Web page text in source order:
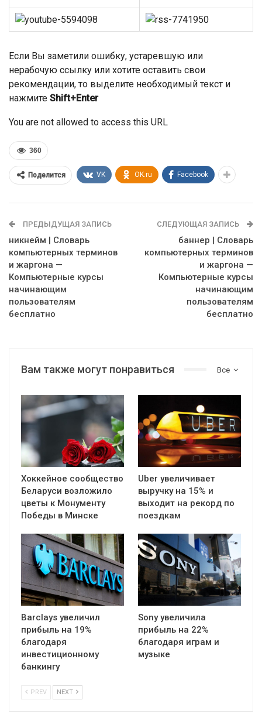
Если Вы заметили ошибку, устаревшую или
нерабочую ссылку или хотите оставить свои
рекомендации, то выделите необходимый текст и
нажмите Shift+Enter
You are not allowed to access this URL
360
Поделится VK OK.ru Facebook
ПРЕДЫДУЩАЯ ЗАПИСЬ
никнейм | Словарь
компьютерных терминов
и жаргона —
Компьютерные курсы
начинающим
пользователям
бесплатно
СЛЕДУЮЩАЯ ЗАПИСЬ
баннер | Словарь
компьютерных терминов
и жаргона —
Компьютерные курсы
начинающим
пользователям
бесплатно
Все
Вам также могут понравиться
Хоккейное сообщество
Беларуси возложило
цветы к Монументу
Победы в Минске
Uber увеличивает
выручку на 15% и
выходит на рекорд по
поездкам
Barclays увеличил
прибыль на 19%
благодаря
инвестиционному
банкингу
Sony увеличила
прибыль на 22%
благодаря играм и
музыке
PREV NEXT